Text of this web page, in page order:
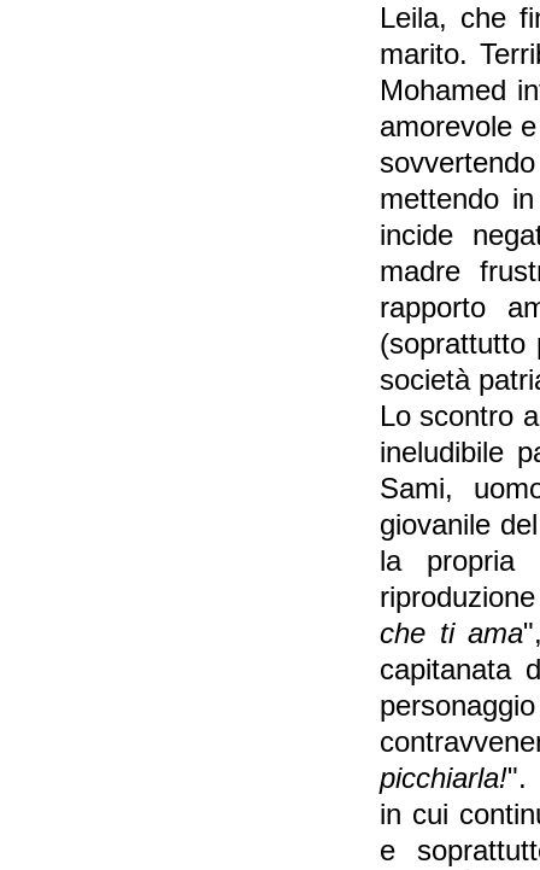
Leila, che
marito.
Mohamed
amorevole
mettendo
incide
madre
rapporto
(soprattutto
società
Lo scontro
ineludibile
Sami,
giovanile
la
che ti ama
capitanata
picchiarla!".
in cui
e